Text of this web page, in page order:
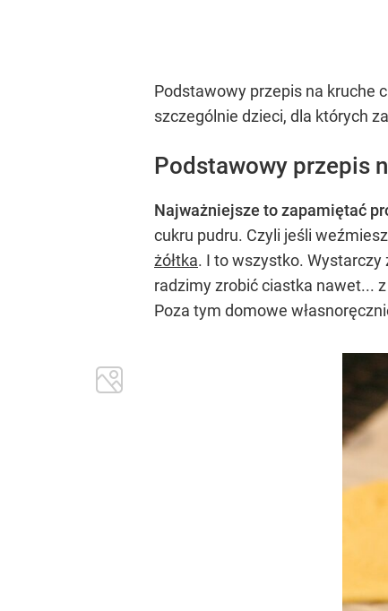
Podstawowy przepis na kruche
szczególnie dzieci, dla których
Podstawowy przepis
Najważniejsze to zapamiętać
cukru pudru. Czyli jeśli
żółtka. I to wszystko. Wystarczy
radzimy zrobić ciastka nawet...
Poza tym domowe